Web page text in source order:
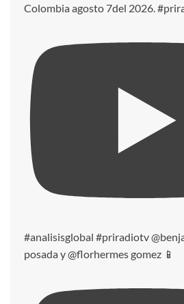
Colombia agosto 7del 2026.
#analisisglobal #priradiotv
posada y @florhermes gomez 📱